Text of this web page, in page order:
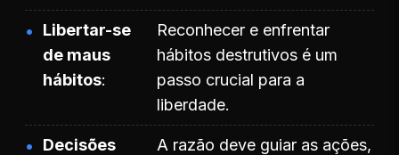
Libertar-se
de maus
hábitos
Reconhecer e enfrentar
hábitos destrutivos é um
passo crucial para a
liberdade.
Decisões
A razão deve guiar as ações,